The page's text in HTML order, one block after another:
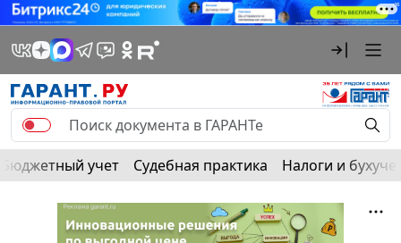
Бюджетный учет Судебная практика Налоги и